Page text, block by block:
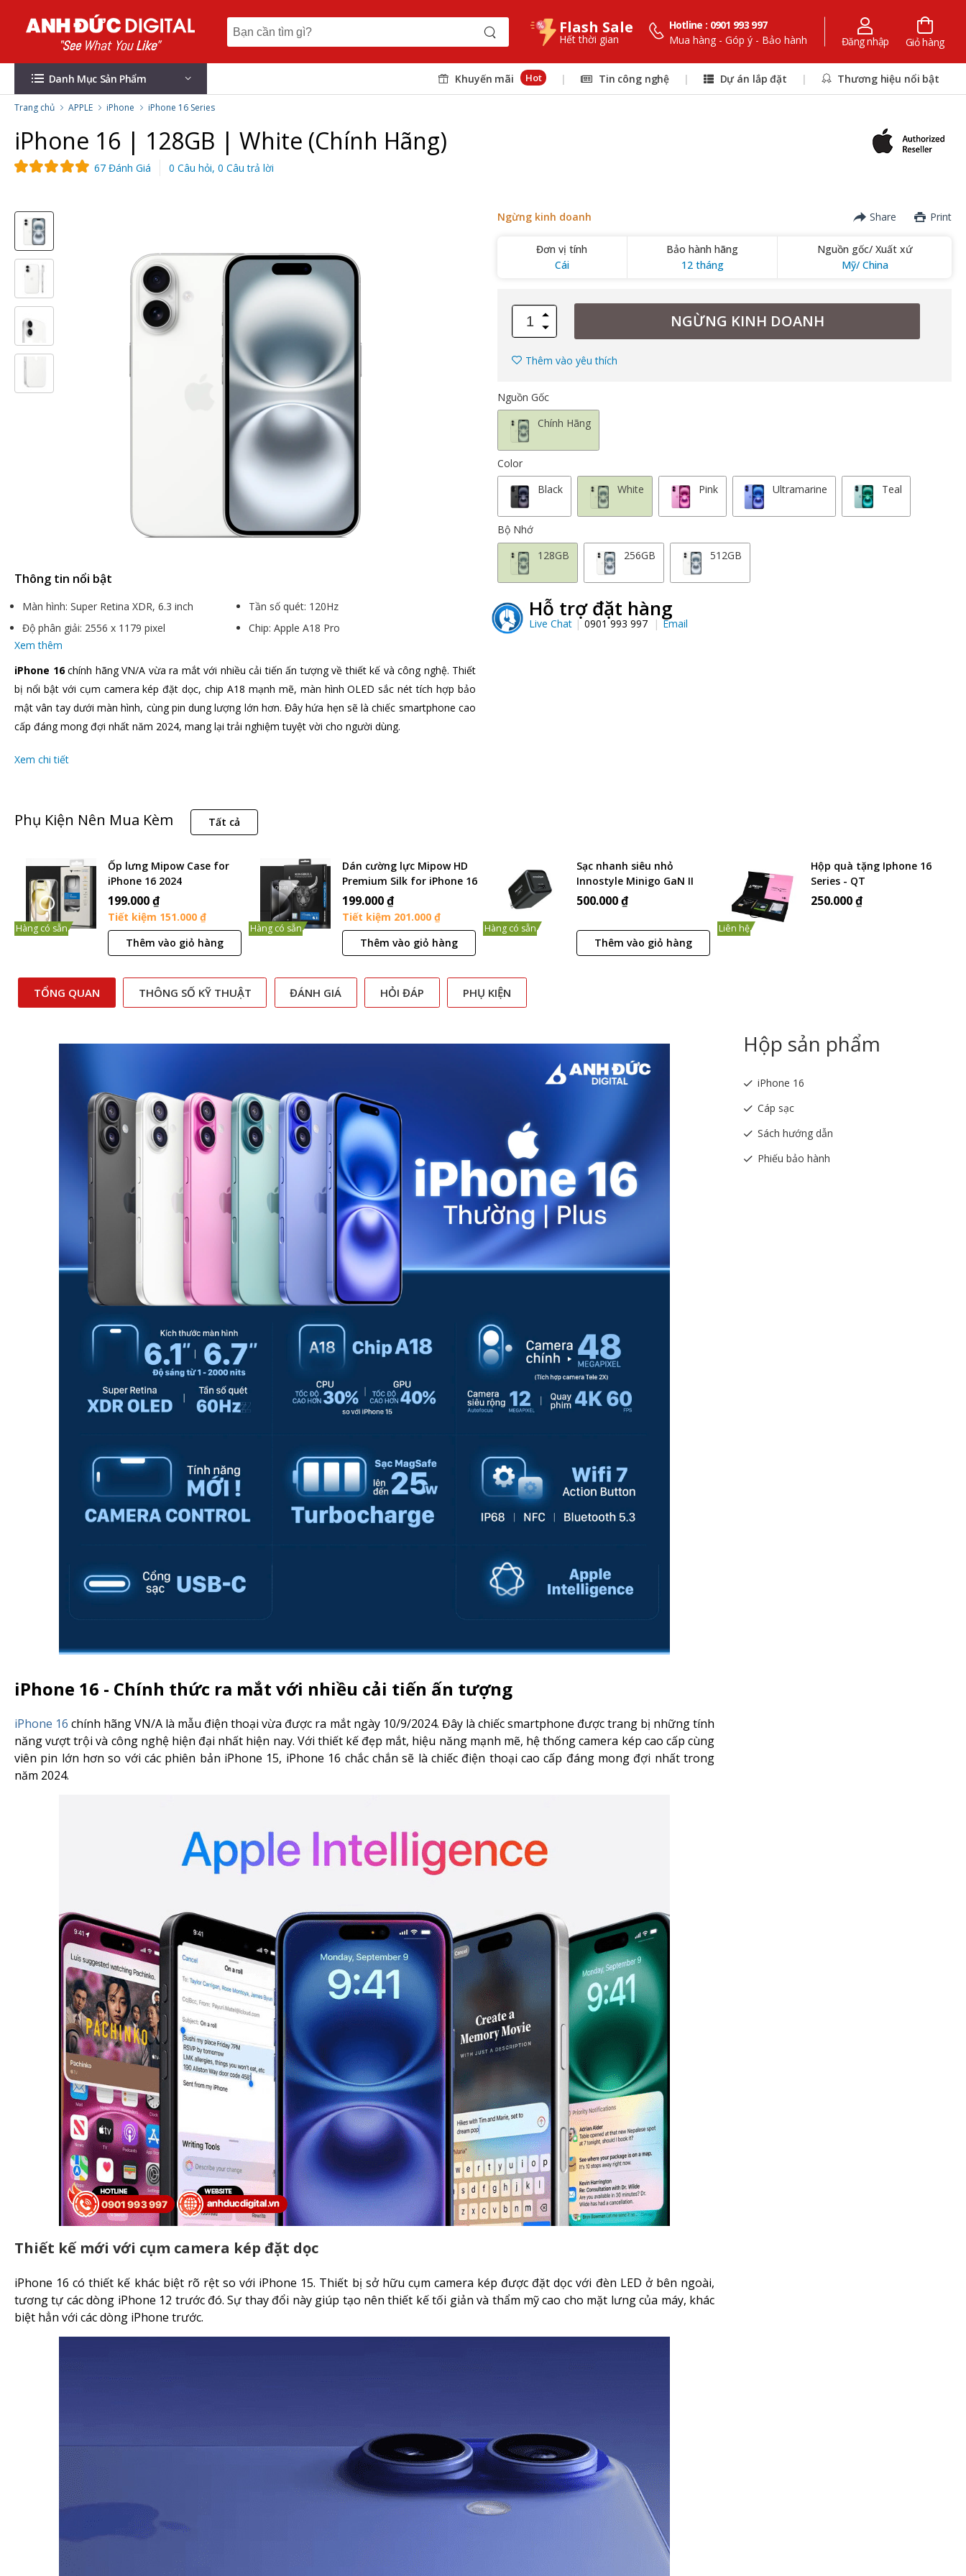
Flash Sale
Hết thời gian
Hotline : 0901 993 997
Mua hàng - Góp ý - Bảo hành
Đăng nhập Giỏ hàng
Danh Mục Sản Phẩm Khuyến mãi Hot | Tin công nghệ | Dự án lắp đặt | Thương hiệu nổi bật
Trang chủ APPLE iPhone iPhone 16 Series
iPhone 16 | 128GB | White (Chính Hãng)
67 Đánh Giá 0 Câu hỏi, 0 Câu trả lời
Thông tin nổi bật
Màn hình: Super Retina XDR, 6.3 inch
Tần số quét: 120Hz
Độ phân giải: 2556 x 1179 pixel
Chip: Apple A18 Pro
Xem thêm
iPhone 16chính hãng VN/A vừa ra mắt với nhiều cải tiến ấn tượng về thiết kế và công nghệ. Thiết
bị nổi bật với cụm camera kép đặt dọc, chip A18 mạnh mẽ, màn hình OLED sắc nét tích hợp bảo
mật vân tay dưới màn hình, cùng pin dung lượng lớn hơn. Đây hứa hẹn sẽ là chiếc smartphone cao
cấp đáng mong đợi nhất năm 2024, mang lại trải nghiệm tuyệt vời cho người dùng.
Xem chi tiết
Ngừng kinh doanh Share Print
Đơn vị tính
Cái
Bảo hành hãng
12 tháng
Nguồn gốc/ Xuất xứ
Mỹ/ China
NGỪNG KINH DOANH
Thêm vào yêu thích
Nguồn Gốc
Chính Hãng
Color
Black
White Pink Ultramarine Teal
Bộ Nhớ
128GB
256GB 512GB
Hỗ trợ đặt hàng
Live Chat 0901 993 997 Email
Phụ Kiện Nên Mua Kèm Tất cả
Hàng có sẵn
Ốp lưng Mipow Case for
iPhone 16 2024
Transparent (PS16A-CR)
(Chính Hãng)
199.000 ₫
Tiết kiệm 151.000 ₫
Thêm vào giỏ hàng
Hàng có sẵn
Dán cường lực Mipow HD
Premium Silk for iPhone 16
2024 (BJ601-BK) (Chính
Hãng)
199.000 ₫
Tiết kiệm 201.000 ₫
Thêm vào giỏ hàng
Hàng có sẵn
Sạc nhanh siêu nhỏ
Innostyle Minigo GaN II
30W PD/PPS | Black (Chính
Hãng) (IC30GBLK)
500.000 ₫
Thêm vào giỏ hàng
Liên hệ
Hộp quà tặng Iphone 16
Series - QT
250.000 ₫
TỔNG QUAN THÔNG SỐ KỸ THUẬT ĐÁNH GIÁ HỎI ĐÁP PHỤ KIỆN
iPhone 16 - Chính thức ra mắt với nhiều cải tiến ấn tượng
iPhone 16 chính hãng VN/A là mẫu điện thoại vừa được ra mắt ngày 10/9/2024. Đây là chiếc smartphone được trang bị những tính
năng vượt trội và công nghệ hiện đại nhất hiện nay. Với thiết kế đẹp mắt, hiệu năng mạnh mẽ, hệ thống camera kép cao cấp cùng
viên pin lớn hơn so với các phiên bản iPhone 15, iPhone 16 chắc chắn sẽ là chiếc điện thoại cao cấp đáng mong đợi nhất trong
năm 2024.
Thiết kế mới với cụm camera kép đặt dọc
iPhone 16 có thiết kế khác biệt rõ rệt so với iPhone 15. Thiết bị sở hữu cụm camera kép được đặt dọc với đèn LED ở bên ngoài,
tương tự các dòng iPhone 12 trước đó. Sự thay đổi này giúp tạo nên thiết kế tối giản và thẩm mỹ cao cho mặt lưng của máy, khác
biệt hẳn với các dòng iPhone trước.
Hộp sản phẩm
iPhone 16
Cáp sạc
Sách hướng dẫn
Phiếu bảo hành